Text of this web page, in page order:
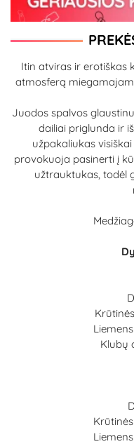
Itin atviras ir erotiškas
atmosferą
Juodos spalvos
dailiai priglunda ir
užpakaliukas
provokuoja pasinerti į
užtrauktukas, todėl
Klubų